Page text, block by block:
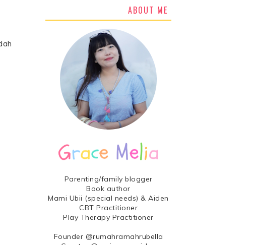
ABOUT ME
Parenting/family blogger
Book author
Mami Ubii (special needs) & Aiden
CBT Practitioner
Play Therapy Practitioner
Founder @rumahramahrubella